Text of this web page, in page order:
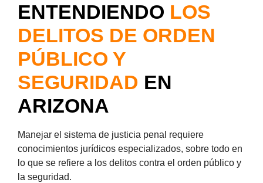
ENTENDIENDO LOS
DELITOS DE ORDEN
PÚBLICO Y
SEGURIDAD EN
ARIZONA
Manejar el sistema de justicia penal requiere
conocimientos jurídicos especializados, sobre todo en
lo que se refiere a los delitos contra el orden público y
la seguridad.